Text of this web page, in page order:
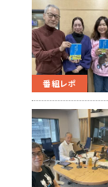
番組レポ